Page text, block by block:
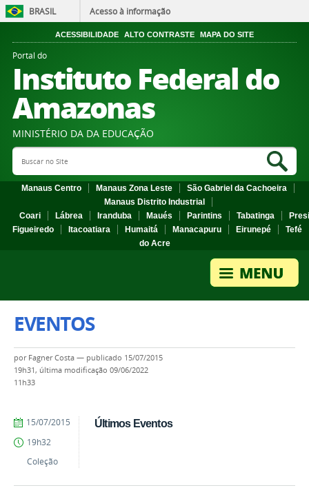
BRASIL Acesso à informação
ACESSIBILIDADE ALTO CONTRASTE MAPA DO SITE
Portal do
Instituto Federal do
Amazonas
MINISTÉRIO DA DA EDUCAÇÃO
Search Site
Manaus Centro Manaus Zona Leste
São Gabriel da Cachoeira
Manaus Distrito Industrial
Coari
Lábrea Iranduba Maués Parintins Tabatinga
Figueiredo
Itacoatiara Humaitá Manacapuru Eirunepé
Tefé
do Acre
EVENTOS
por Fagner Costa — publicado 15/07/2015
19h31, última modificação 09/06/2022
11h33
Últimos Eventos
by
Costa
Published
15/07/2015
19h32
Coleção